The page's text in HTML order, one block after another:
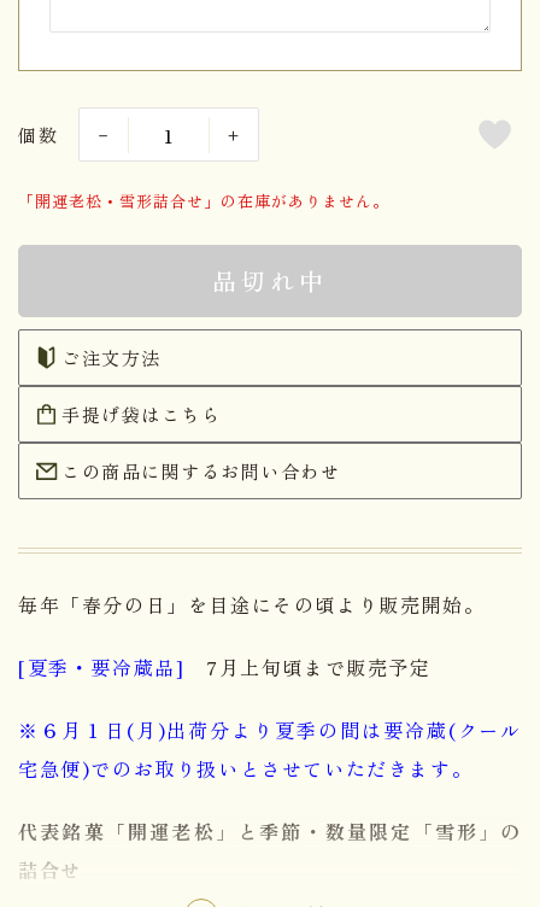
個数
「開運老松・雪形詰合せ」の在庫がありません。
品切れ中
ご注文方法
手提げ袋はこちら
この商品に関するお問い合わせ
毎年「春分の日」を目途にその頃より販売開始。
[夏季・要冷蔵品] 7月上旬頃まで販売予定
※６月１日(月)出荷分より夏季の間は要冷蔵(クール
宅急便)でのお取り扱いとさせていただきます。
代表銘菓「開運老松」と季節・数量限定「雪形」の
詰合せ